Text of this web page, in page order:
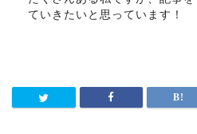
ていきたいと思っています！